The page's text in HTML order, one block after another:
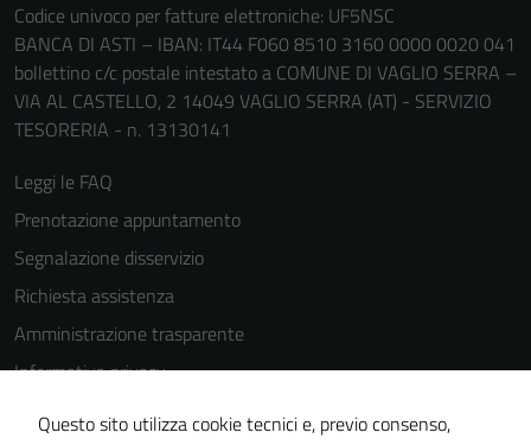
Codice univoco per fatture elettroniche: UF5NSC
BANCA DI ASTI – IBAN: IT44 F060 8510 3160 0000 0020 041
bollettino c/c postale intestato a COMUNE DI VAGLIO SERRA –
VIA AL CASTELLO, 2 14049 VAGLIO SERRA (AT) - SERVIZIO
TESORERIA - n. 13130141
Leggi le FAQ
Prenotazione appuntamento
Segnalazione disservizio
Richiesta assistenza
Amministrazione trasparente
Informativa privacy
Cookie Policy
Questo sito utilizza cookie tecnici e, previo consenso,